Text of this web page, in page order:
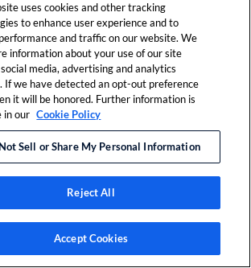
d'un environnement
favorable.
comprend :
diplômes et des autorisations
des antécédents conformes aux
l'État et du district
digitales si nécessaire
uses cookies and other tracking
to enhance user experience and to
and traffic on our website. We
information about your use of our site
media, advertising and analytics
If we have detected an opt-out preference
it will be honored. Further information is
in our Cookie Policy
Sell or Share My Personal Information
Reject All
Accept Cookies